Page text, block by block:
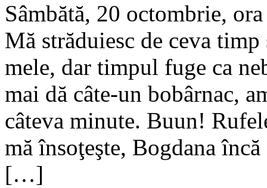
Sâmbătă, 20
Mă străduiesc de ceva
mele, dar timpul fuge ca
mai dă câte-un bobârnac,
câteva minute. Buun!
mă însoţeşte, Bogdana
[…]